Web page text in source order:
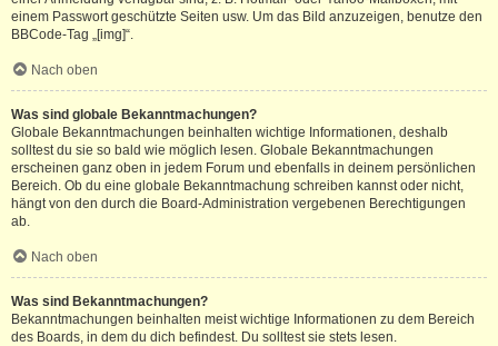
einem Passwort geschützte Seiten usw. Um das Bild anzuzeigen, benutze den
BBCode-Tag „[img]“.
Nach oben
Was sind globale Bekanntmachungen?
Globale Bekanntmachungen beinhalten wichtige Informationen, deshalb
solltest du sie so bald wie möglich lesen. Globale Bekanntmachungen
erscheinen ganz oben in jedem Forum und ebenfalls in deinem persönlichen
Bereich. Ob du eine globale Bekanntmachung schreiben kannst oder nicht,
hängt von den durch die Board-Administration vergebenen Berechtigungen
ab.
Nach oben
Was sind Bekanntmachungen?
Bekanntmachungen beinhalten meist wichtige Informationen zu dem Bereich
des Boards, in dem du dich befindest. Du solltest sie stets lesen.